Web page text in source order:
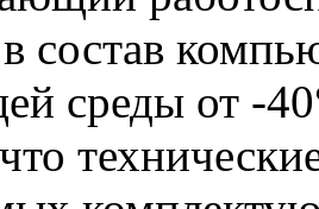
состав
среды от -